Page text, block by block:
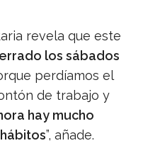
revela que este
los sábados
perdíamos el
de trabajo y
hay mucho
”, añade.